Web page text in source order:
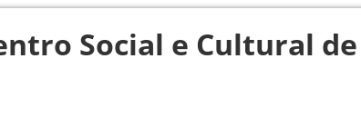
Social e Cultural